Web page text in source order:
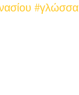
#γλώσσα